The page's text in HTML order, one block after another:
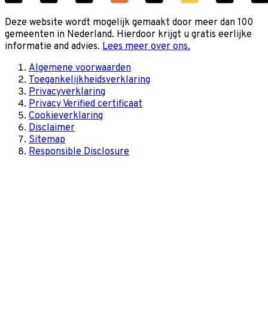
Deze website wordt mogelijk gemaakt door meer dan 100
gemeenten in Nederland. Hierdoor krijgt u gratis eerlijke
informatie and advies. Lees meer over ons.
Algemene voorwaarden
Toegankelijkheidsverklaring
Privacyverklaring
Privacy Verified certificaat
Cookieverklaring
Disclaimer
Sitemap
Responsible Disclosure